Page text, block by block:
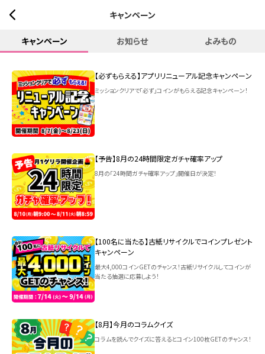
キャンペーン
キャンペーン お知らせ よみもの
【必ずもらえる】アプリリニューアル記念キャンペーン
ミッションクリアで「必ず」コインがもらえる記念キャンペーン！
【予告】8月の24時間限定ガチャ確率アップ
8月の「24時間ガチャ確率アップ」開催日が決定！
【100名に当たる】古紙リサイクルでコインプレゼント
キャンペーン
最大4,000コインGETのチャンス！古紙リサイクルしてコインが
当たる抽選に応募しよう！
【8月】今月のコラムクイズ
コラムを読んでクイズに答えるとコイン100枚GETのチャンス！